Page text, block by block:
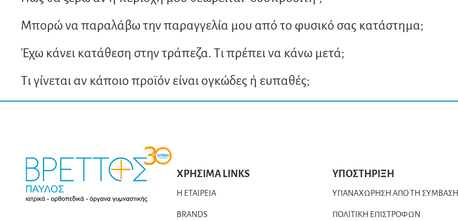
Μπορώ να παραλάβω την παραγγελία μου από το φυσικό σας κατάστημα;
Έχω κάνει κατάθεση στην τράπεζα. Τι πρέπει να κάνω μετά;
Τι γίνεται αν κάποιο προϊόν είναι ογκώδες ή ευπαθές;
ΧΡΗΣΙΜΑ LINKS
Η ΕΤΑΙΡΕΙΑ
BRANDS
ΥΠΟΣΤΗΡΙΞΗ
ΥΠΑΝΑΧΩΡΗΣΗ ΑΠΟ ΤΗ ΣΥΜΒΑΣΗ
ΠΟΛΙΤΙΚΗ ΕΠΙΣΤΡΟΦΩΝ